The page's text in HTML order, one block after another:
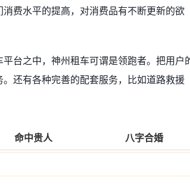
费水平的提高，对消费品有不断更新的欲
台之中，神州租车可谓是领跑者。把用户
还有各种完善的配套服务，比如道路救援
命中贵人 八字合婚